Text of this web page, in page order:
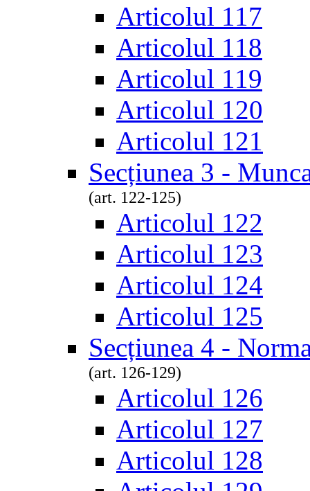
Articolul 117
Articolul 118
Articolul 119
Articolul 120
Articolul 121
Secțiunea 3 -
(art. 122-125)
Articolul 122
Articolul 123
Articolul 124
Articolul 125
Secțiunea 4 -
(art. 126-129)
Articolul 126
Articolul 127
Articolul 128